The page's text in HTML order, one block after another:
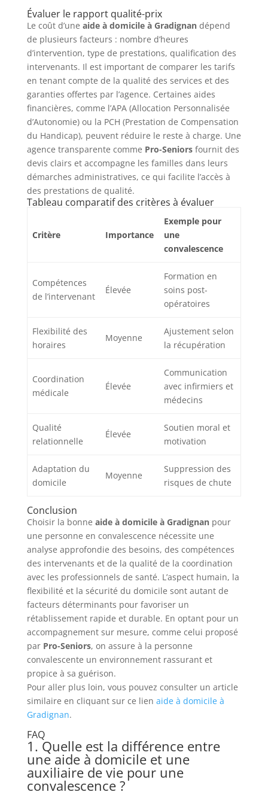
Évaluer le rapport qualité-prix
Le coût d’une aide à domicile à Gradignandépend
de plusieurs facteurs : nombre d’heures
d’intervention, type de prestations, qualification des
intervenants. Il est important de comparer les tarifs
en tenant compte de la qualité des services et des
garanties offertes par l’agence. Certaines aides
financières, comme l’APA (Allocation Personnalisée
d’Autonomie) ou la PCH (Prestation de Compensation
du Handicap), peuvent réduire le reste à charge. Une
agence transparente comme Pro-Seniorsfournit des
devis clairs et accompagne les familles dans leurs
démarches administratives, ce qui facilite l’accès à
des prestations de qualité.
Tableau comparatif des critères à évaluer
Critère Importance
Exemple pour
une
convalescence
Compétences
de l’intervenant
Élevée
Formation en
soins post-
opératoires
Flexibilité des
horaires
Moyenne
Ajustement selon
la récupération
Coordination
médicale
Élevée
Communication
avec infirmiers et
médecins
Qualité
relationnelle
Élevée
Soutien moral et
motivation
Adaptation du
domicile
Moyenne
Suppression des
risques de chute
Conclusion
Choisir la bonne aide à domicile à Gradignanpour
une personne en convalescence nécessite une
analyse approfondie des besoins, des compétences
des intervenants et de la qualité de la coordination
avec les professionnels de santé. L’aspect humain, la
flexibilité et la sécurité du domicile sont autant de
facteurs déterminants pour favoriser un
rétablissement rapide et durable. En optant pour un
accompagnement sur mesure, comme celui proposé
par Pro-Seniors, on assure à la personne
convalescente un environnement rassurant et
propice à sa guérison.
Pour aller plus loin, vous pouvez consulter un article
similaire en cliquant sur ce lien aide à domicile à
Gradignan.
FAQ
1. Quelle est la différence entre
une aide à domicile et une
auxiliaire de vie pour une
convalescence ?